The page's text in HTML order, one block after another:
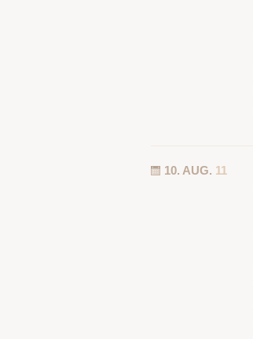
10. AUG. 11